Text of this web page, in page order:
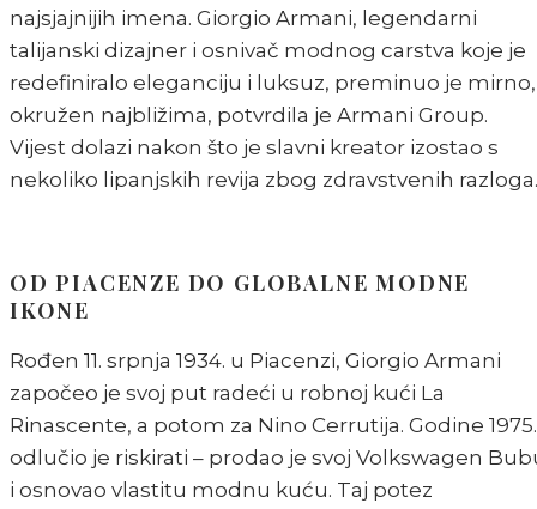
najsjajnijih imena. Giorgio Armani, legendarni
talijanski dizajner i osnivač modnog carstva koje je
redefiniralo eleganciju i luksuz, preminuo je mirno,
okružen najbližima, potvrdila je Armani Group.
Vijest dolazi nakon što je slavni kreator izostao s
nekoliko lipanjskih revija zbog zdravstvenih razloga.
OD PIACENZE DO GLOBALNE MODNE
IKONE
Rođen 11. srpnja 1934. u Piacenzi, Giorgio Armani
započeo je svoj put radeći u robnoj kući La
Rinascente, a potom za Nino Cerrutija. Godine 1975.
odlučio je riskirati – prodao je svoj Volkswagen
i osnovao vlastitu modnu kuću. Taj potez